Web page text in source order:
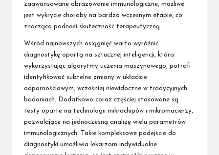
zaawansowane obrazowanie immunologiczne, możliwe
jest wykrycie choroby na bardzo wczesnym etapie, co
znacząco podnosi skuteczność terapeutyczną.
Wśród najnowszych osiągnięć warto wyróżnić
diagnostykę opartą na sztucznej inteligencji, która
wykorzystując algorytmy uczenia maszynowego, potrafi
identyfikować subtelne zmiany w układzie
odpornościowym, wcześniej niewidoczne w tradycyjnych
badaniach. Dodatkowo coraz częściej stosowane są
testy oparte na technologii mikrochipów i mikromacierzy,
pozwalające na jednoczesną analizę wielu parametrów
immunologicznych. Takie kompleksowe podejście do
diagnostyki umożliwia lekarzom indywidualne